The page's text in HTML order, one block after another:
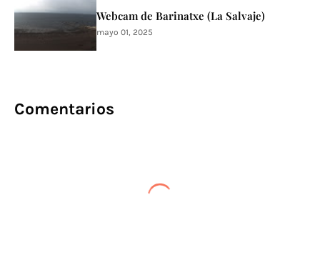
Webcam de Barinatxe (La Salvaje)
mayo 01, 2025
Comentarios